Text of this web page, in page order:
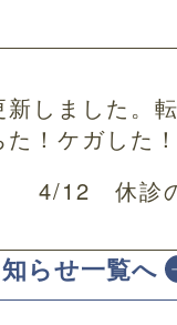
新しました。
！ケガした
4/12 休診
らせ一覧へ